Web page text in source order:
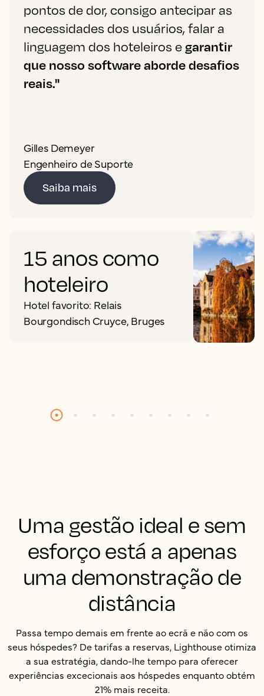
pontos de dor, consigo antecipar as
necessidades dos usuários, falar a
linguagem dos hoteleiros e garantir
que nosso software aborde desafios
reais."
Gilles Demeyer
Engenheiro de Suporte
Saiba mais
15 anos como
hoteleiro
Hotel favorito: Relais
Bourgondisch Cruyce, Bruges
Uma gestão ideal e sem
esforço está a apenas
uma demonstração de
distância
Passa tempo demais em frente ao ecrã e não com os
seus hóspedes? De tarifas a reservas, Lighthouse otimiza
a sua estratégia, dando-lhe tempo para oferecer
experiências excecionais aos hóspedes enquanto obtém
21% mais receita.